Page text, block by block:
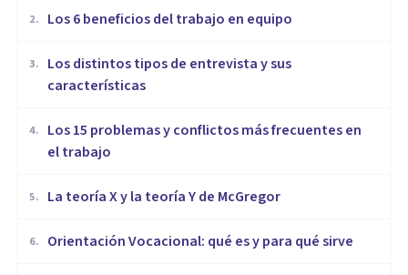
2. ​Los 6 beneficios del trabajo en equipo
3.
​Los distintos tipos de entrevista y sus
características
4.
​Los 15 problemas y conflictos más frecuentes en
el trabajo
5. La teoría X y la teoría Y de McGregor
6. Orientación Vocacional: qué es y para qué sirve